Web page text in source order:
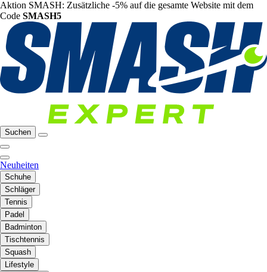
Aktion SMASH: Zusätzliche -5% auf die gesamte Website mit dem
Code SMASH5
Suchen
Neuheiten
Schuhe
Schläger
Tennis
Padel
Badminton
Tischtennis
Squash
Lifestyle